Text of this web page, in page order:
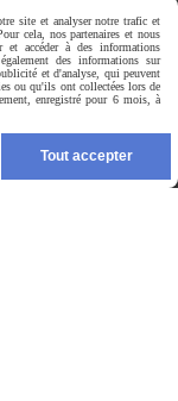
site et analyser notre trafic et
cela, nos partenaires et nous
et accéder à des informations
des informations sur
et d'analyse, qui peuvent
ou qu'ils ont collectées lors de
enregistré pour 6 mois, à
Tout accepter